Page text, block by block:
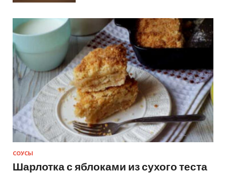
СОУСЫ
Шарлотка с яблоками из сухого теста